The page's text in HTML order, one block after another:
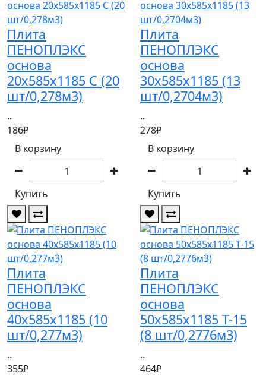
Плита
ПЕНОПЛЭКС
основа
20х585х1185 С (20
шт/0,278м3)
..
186₽
В корзину
Купить
Плита
ПЕНОПЛЭКС
основа
30х585х1185 (13
шт/0,2704м3)
..
278₽
В корзину
Купить
Плита
ПЕНОПЛЭКС
основа
40х585х1185 (10
шт/0,277м3)
..
355₽
Плита
ПЕНОПЛЭКС
основа
50х585х1185 Т-15
(8 шт/0,2776м3)
..
464₽